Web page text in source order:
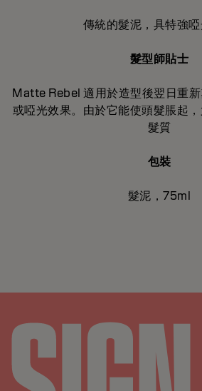
傳統的髮泥，具特強
髮型師貼士
Matte Rebel 適用於造型後翌日重
或啞光效果。由於它能使頭髮脹起
髮質
包裝
髮泥，75ml